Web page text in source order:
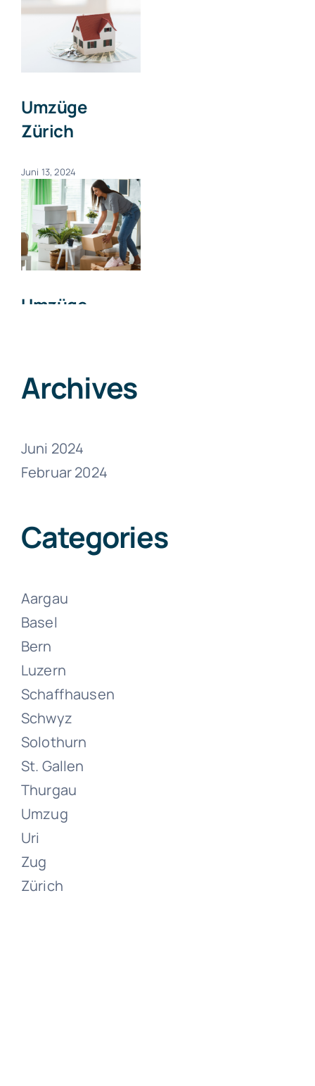
Umzüge
Zürich
Juni 13, 2024
Umzüge
Zollikon
Umzüge
Zürich
Juni 13, 2024
Umzüge
Archives
Juni 2024
Februar 2024
Categories
Aargau
Basel
Bern
Luzern
Schaffhausen
Schwyz
Solothurn
St. Gallen
Thurgau
Umzug
Uri
Zug
Zürich